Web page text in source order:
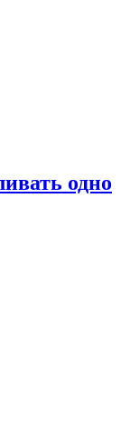
одно